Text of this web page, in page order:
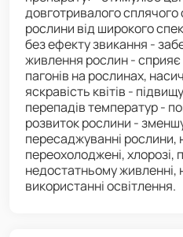
довготривалого
рослини від широкого
без ефекту звикання -
живлення рослин - сприяє
пагонів на рослинах,
яскравість квітів -
перепадів температур -
розвиток рослини -
пересаджуванні рослини,
переохолоджені, хлорозі,
недостатньому
використанні освітлення.